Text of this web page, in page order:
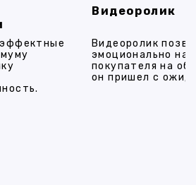
Видеоролик
Видеоролик
эмоционально
покупателя на
он пришел с